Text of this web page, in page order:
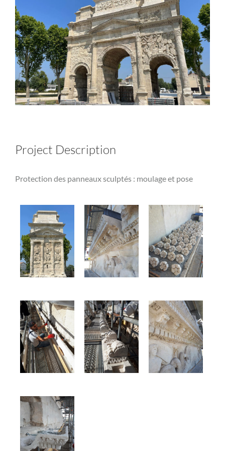
Project Description
Protection des panneaux sculptés : moulage et pose